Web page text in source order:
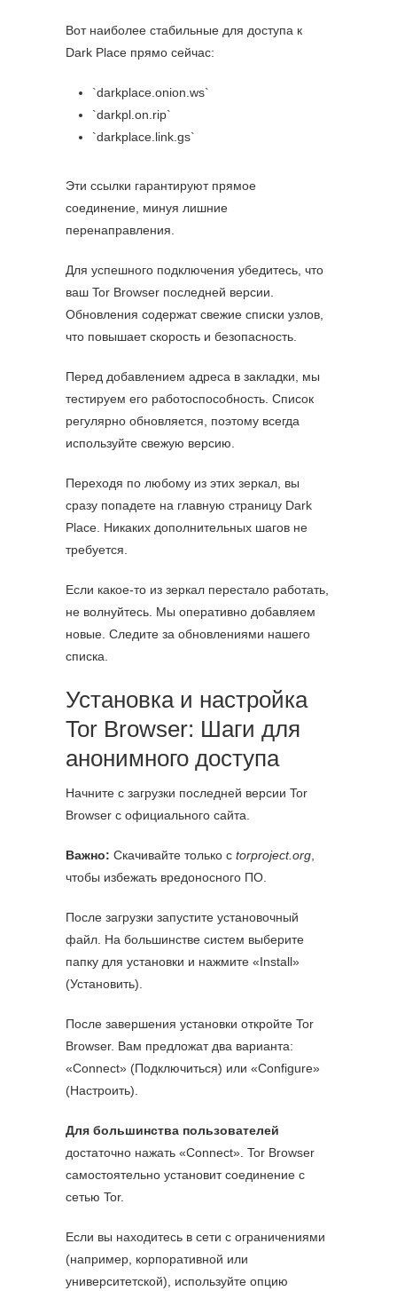
Вот наиболее стабильные для доступа к
Dark Place прямо сейчас:
`darkplace.onion.ws`
`darkpl.on.rip`
`darkplace.link.gs`
Эти ссылки гарантируют прямое
соединение, минуя лишние
перенаправления.
Для успешного подключения убедитесь, что
ваш Tor Browser последней версии.
Обновления содержат свежие списки узлов,
что повышает скорость и безопасность.
Перед добавлением адреса в закладки, мы
тестируем его работоспособность. Список
регулярно обновляется, поэтому всегда
используйте свежую версию.
Переходя по любому из этих зеркал, вы
сразу попадете на главную страницу Dark
Place. Никаких дополнительных шагов не
требуется.
Если какое-то из зеркал перестало работать,
не волнуйтесь. Мы оперативно добавляем
новые. Следите за обновлениями нашего
списка.
Установка и настройка
Tor Browser: Шаги для
анонимного доступа
Начните с загрузки последней версии Tor
Browser с официального сайта.
Важно: Скачивайте только с torproject.org
чтобы избежать вредоносного ПО.
После загрузки запустите установочный
файл. На большинстве систем выберите
папку для установки и нажмите «Install»
(Установить).
После завершения установки откройте Tor
Browser. Вам предложат два варианта:
«Connect» (Подключиться) или «Configure»
(Настроить).
Для большинства пользователей
достаточно нажать «Connect». Tor Browser
самостоятельно установит соединение с
сетью Tor.
Если вы находитесь в сети с ограничениями
(например, корпоративной или
университетской), используйте опцию